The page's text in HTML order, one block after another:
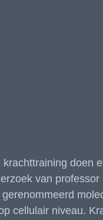
krachttraining doen
van
cellulair niveau.